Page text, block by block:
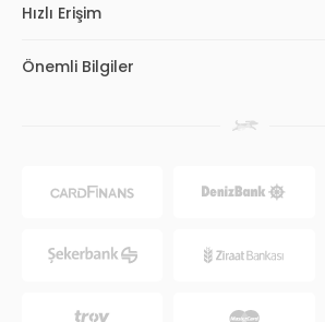
Hızlı Erişim
Önemli Bilgiler